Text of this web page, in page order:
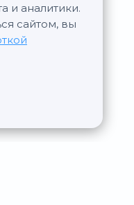
и аналитики.
сайтом, вы